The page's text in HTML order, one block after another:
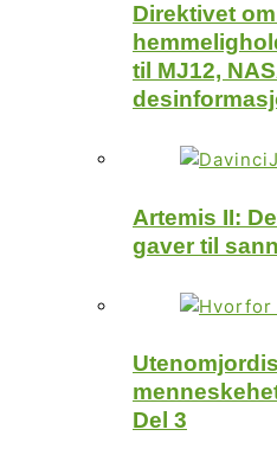
Direktivet
til MJ12,
Artemis II:
gaver til
Del 3